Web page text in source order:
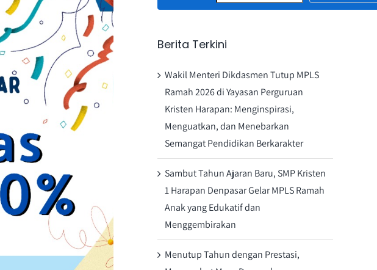
Berita Terkini
Wakil Menteri Dikdasmen Tutup MPLS
Ramah 2026 di Yayasan Perguruan
Kristen Harapan: Menginspirasi,
Menguatkan, dan Menebarkan
Semangat Pendidikan Berkarakter
Sambut Tahun Ajaran Baru, SMP Kristen
1 Harapan Denpasar Gelar MPLS Ramah
Anak yang Edukatif dan
Menggembirakan
Menutup Tahun dengan Prestasi,